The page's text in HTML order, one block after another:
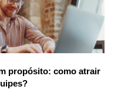
propósito: como atrair